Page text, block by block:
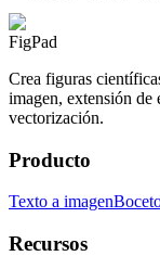
FigPad
Crea figuras
imagen, extensión
vectorización.
Producto
Texto a imagen
Recursos